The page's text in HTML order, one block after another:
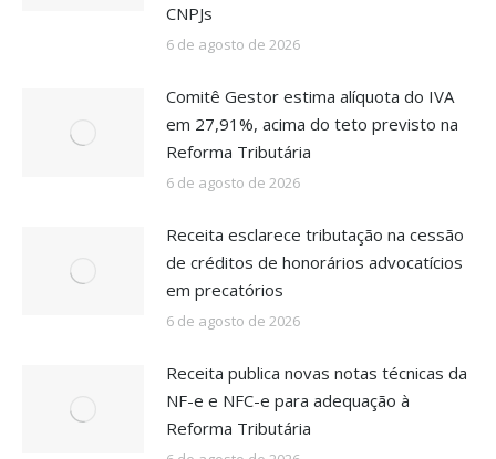
CNPJs
6 de agosto de 2026
Comitê Gestor estima alíquota do IVA
em 27,91%, acima do teto previsto na
Reforma Tributária
6 de agosto de 2026
Receita esclarece tributação na cessão
de créditos de honorários advocatícios
em precatórios
6 de agosto de 2026
Receita publica novas notas técnicas da
NF-e e NFC-e para adequação à
Reforma Tributária